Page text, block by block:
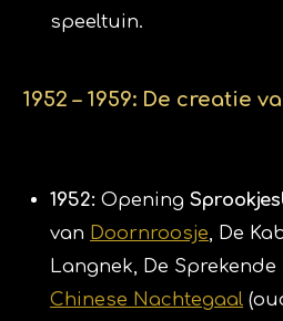
speeltuin.
1952 – 1959: De creatie
1952: Opening
van Doornroosje, De
Langnek, De Sprekende
Chinese Nachtegaal